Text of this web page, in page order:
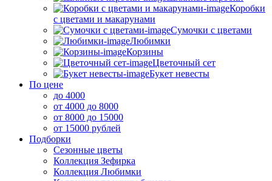
Коробки
с цветами и макарунами
Сумочки с цветами
Любимки
Корзины
Цветочный сет
Букет невесты
По цене
до 4000
от 4000 до 8000
от 8000 до 15000
от 15000 рублей
Подборки
Сезонные цветы
Коллекция Зефирка
Коллекция Любимки